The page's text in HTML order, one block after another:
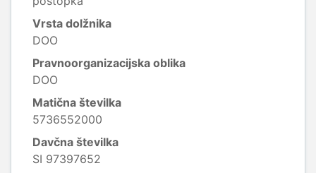
Vrsta dolžnika
DOO
Pravnoorganizacijska oblika
DOO
Matična številka
5736552000
Davčna številka
SI 97397652